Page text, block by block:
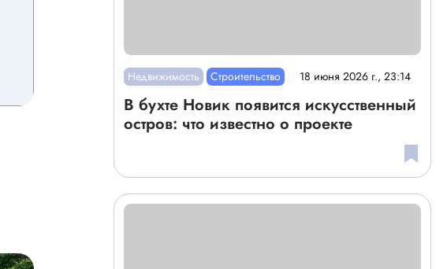
Недвижимость Строительство 18 июня 2026 г., 23:14
В бухте Новик появится искусственный
остров: что известно о проекте